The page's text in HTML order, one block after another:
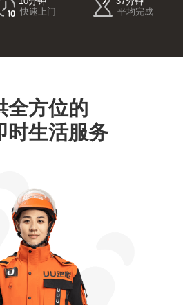
快速上门
平均完成
全方位的
时生活服务